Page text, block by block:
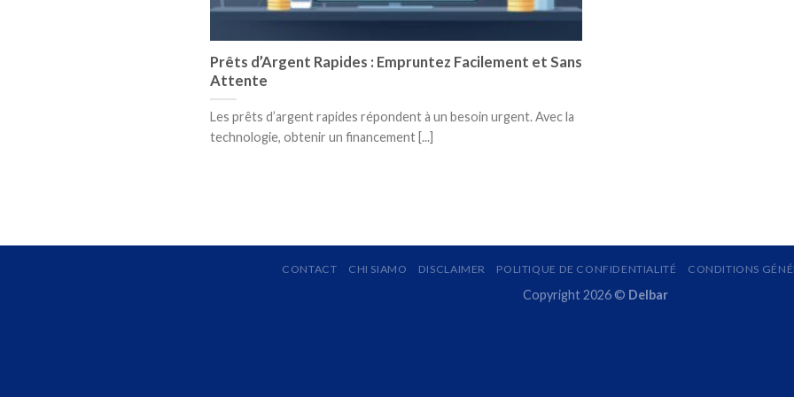
Prêts d’Argent Rapides : Empruntez Facilement et Sans
Attente
Les prêts d’argent rapides répondent à un besoin urgent. Avec la
technologie, obtenir un financement [...]
CONTACT CHI SIAMO DISCLAIMER POLITIQUE DE CONFIDENTIALITÉ CONDITIONS
Copyright 2026 © Delbar